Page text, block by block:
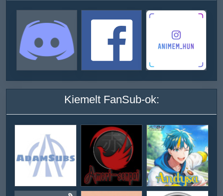
Kiemelt FanSub-ok: